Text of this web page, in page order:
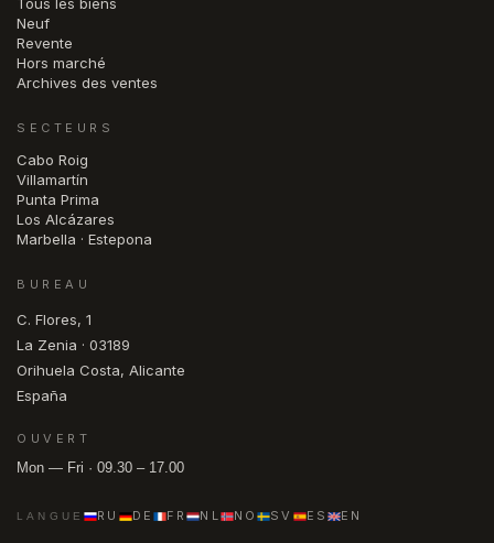
Neuf
Revente
Hors marché
Archives des ventes
SECTEURS
Cabo Roig
Villamartín
Punta Prima
Los Alcázares
Marbella · Estepona
BUREAU
C. Flores, 1
La Zenia · 03189
Orihuela Costa, Alicante
España
OUVERT
Mon — Fri · 09.30 – 17.00
LANGUE RU DE FR NL NO SV ES EN